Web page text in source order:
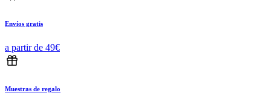
Envíos gratis
a partir de 49€
Muestras de regalo